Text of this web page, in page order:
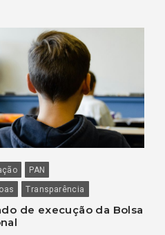
PAN
Transparência
de execução da Bolsa